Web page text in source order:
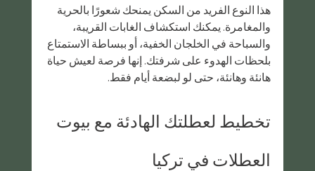
هذا النوع الفريد من السكن يمنحك شعورًا بالحرية
والمغامرة. يمكنك استكشاف الغابات القريبة،
والسباحة في الخلجان الخفية، أو ببساطة الاستمتاع
بلحظات الهدوء على شرفتك. إنها فرصة لعيش حياة
هانئة وهانئة، حتى لو لبضعة أيام فقط.
تخطيط لعطلتك الهادئة مع بيوت
العطلات في تركيا